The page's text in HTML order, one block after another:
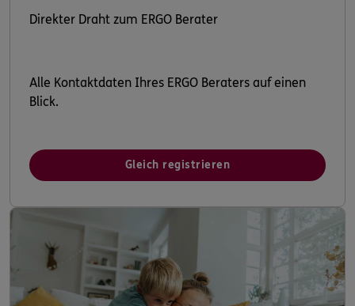
Direkter Draht zum ERGO Berater
Alle Kontaktdaten Ihres ERGO Beraters auf einen
Blick.
Gleich registrieren